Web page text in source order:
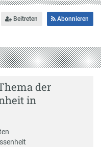
Beitreten Abonnieren
der
in